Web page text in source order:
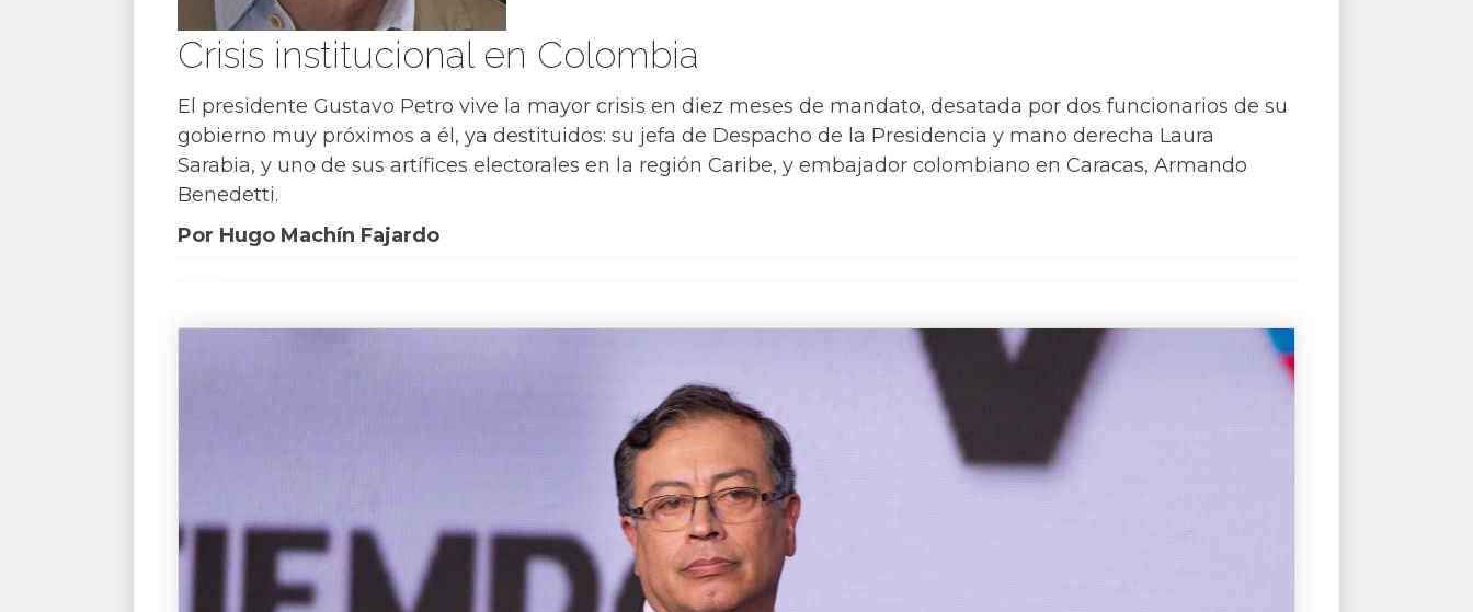
Crisis institucional en Colombia
El presidente Gustavo Petro vive la mayor crisis en diez meses de mandato, desatada por dos funcionarios de su
gobierno muy próximos a él, ya destituidos: su jefa de Despacho de la Presidencia y mano derecha Laura
Sarabia, y uno de sus artífices electorales en la región Caribe, y embajador colombiano en Caracas, Armando
Benedetti.
Por Hugo Machín Fajardo